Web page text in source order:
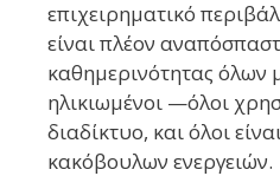
επιχειρηματικό
είναι πλέον
καθημερινότητας όλων
ηλικιωμένοι —όλοι
διαδίκτυο, και όλοι
κακόβουλων ενεργειών.